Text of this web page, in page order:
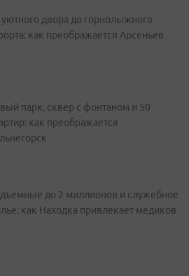
двора до горнолыжного
как преображается Арсеньев
парк, сквер с фонтаном и 50
как преображается
до 2 миллионов и служебное
как Находка привлекает медиков